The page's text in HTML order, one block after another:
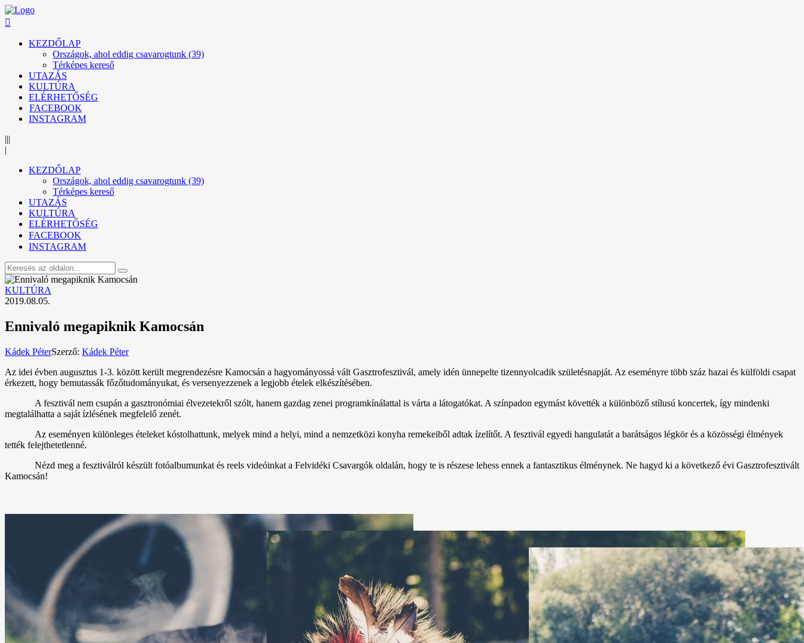
KEZDŐLAP
Országok, ahol eddig csavarogtunk (39)
Térképes kereső
UTAZÁS
KULTÚRA
ELÉRHETŐSÉG
FACEBOOK
INSTAGRAM
|||
|
KEZDŐLAP
Országok, ahol eddig csavarogtunk (39)
Térképes kereső
UTAZÁS
KULTÚRA
ELÉRHETŐSÉG
FACEBOOK
INSTAGRAM
KULTÚRA
2019.08.05.
Ennivaló megapiknik Kamocsán
Kádek PéterSzerző: Kádek Péter
Az idei évben augusztus 1-3. között került megrendezésre Kamocsán a hagyományossá vált Gasztrofesztivál, amely idén ünnepelte tizennyolcadik születésnapját. Az eseményre több száz hazai és külföldi csapat
érkezett, hogy bemutassák főzőtudományukat, és versenyezzenek a legjobb ételek elkészítésében.
A fesztivál nem csupán a gasztronómiai élvezetekről szólt, hanem gazdag zenei programkínálattal is várta a látogatókat. A színpadon egymást követték a különböző stílusú koncertek, így mindenki
megtalálhatta a saját ízlésének megfelelő zenét.
Az eseményen különleges ételeket kóstolhattunk, melyek mind a helyi, mind a nemzetközi konyha remekeiből adtak ízelítőt. A fesztivál egyedi hangulatát a barátságos légkör és a közösségi élmények
tették felejthetetlenné.
Nézd meg a fesztiválról készült fotóalbumunkat és reels videóinkat a Felvidéki Csavargók oldalán, hogy te is részese lehess ennek a fantasztikus élménynek. Ne hagyd ki a következő évi Gasztrofesztivált
Kamocsán!